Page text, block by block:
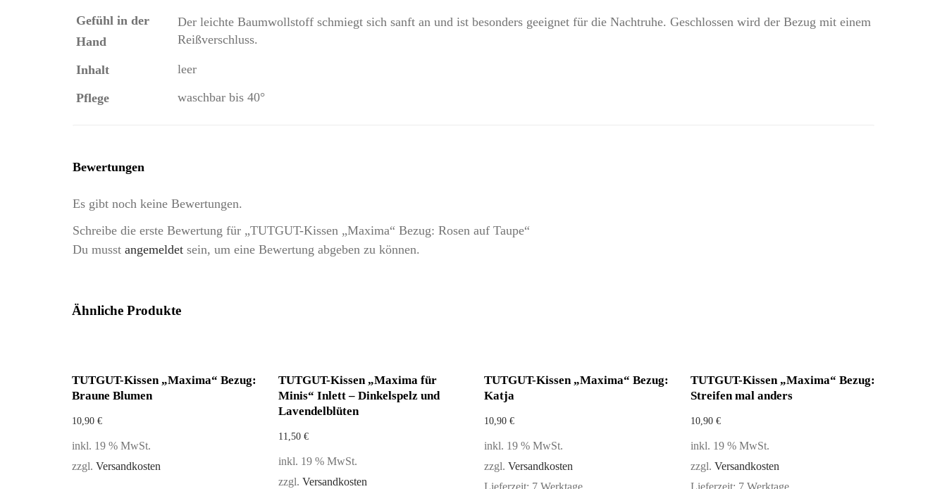
Gefühl in der
Hand
Der leichte Baumwollstoff schmiegt sich sanft an und ist besonders geeignet für die Nachtruhe. Geschlossen wird der Bezug mit einem
Reißverschluss.
Inhalt leer
Pflege waschbar bis 40°
Bewertungen
Es gibt noch keine Bewertungen.
Schreibe die erste Bewertung für „TUTGUT-Kissen „Maxima“ Bezug: Rosen auf Taupe“
Du musst angemeldet sein, um eine Bewertung abgeben zu können.
Ähnliche Produkte
TUTGUT-Kissen „Maxima“ Bezug:
Braune Blumen
10,90 €
inkl. 19 % MwSt.
zzgl. Versandkosten
TUTGUT-Kissen „Maxima für
Minis“ Inlett – Dinkelspelz und
Lavendelblüten
11,50 €
inkl. 19 % MwSt.
zzgl. Versandkosten
TUTGUT-Kissen „Maxima“ Bezug:
Katja
10,90 €
inkl. 19 % MwSt.
zzgl. Versandkosten
TUTGUT-Kissen „Maxima“ Bezug:
Streifen mal anders
10,90 €
inkl. 19 % MwSt.
zzgl. Versandkosten